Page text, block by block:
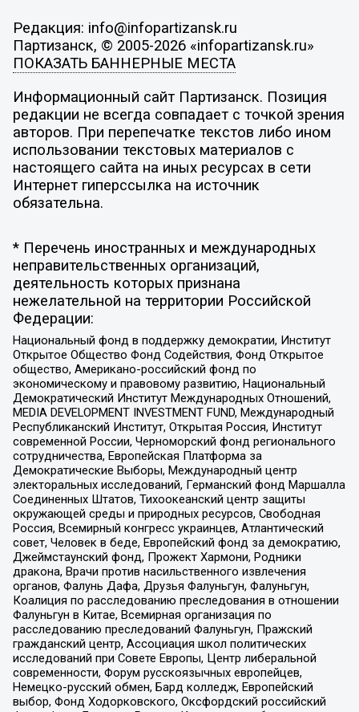
Редакция: info@infopartizansk.ru
Партизанск, © 2005-2026 «infopartizansk.ru»
ПОКАЗАТЬ БАННЕРНЫЕ МЕСТА
Информационный сайт Партизанск. Позиция
редакции не всегда совпадает с точкой зрения
авторов. При перепечатке текстов либо ином
использовании текстовых материалов с
настоящего сайта на иных ресурсах в сети
Интернет гиперссылка на источник
обязательна.
* Перечень иностранных и международных
неправительственных организаций,
деятельность которых признана
нежелательной на территории Российской
Федерации:
Национальный фонд в поддержку демократии, Институт
Открытое Общество Фонд Содействия, Фонд Открытое
общество, Американо-российский фонд по
экономическому и правовому развитию, Национальный
Демократический Институт Международных Отношений,
MEDIA DEVELOPMENT INVESTMENT FUND, Международный
Республиканский Институт, Открытая Россия, Институт
современной России, Черноморский фонд регионального
сотрудничества, Европейская Платформа за
Демократические Выборы, Международный центр
электоральных исследований, Германский фонд Маршалла
Соединенных Штатов, Тихоокеанский центр защиты
окружающей среды и природных ресурсов, Свободная
Россия, Всемирный конгресс украинцев, Атлантический
совет, Человек в беде, Европейский фонд за демократию,
Джеймстаунский фонд, Прожект Хармони, Родники
дракона, Врачи против насильственного извлечения
органов, Фалунь Дафа, Друзья Фалуньгун, Фалуньгун,
Коалиция по расследованию преследования в отношении
Фалуньгун в Китае, Всемирная организация по
расследованию преследований Фалуньгун, Пражский
гражданский центр, Ассоциация школ политических
исследований при Совете Европы, Центр либеральной
современности, Форум русскоязычных европейцев,
Немецко-русский обмен, Бард колледж, Европейский
выбор, Фонд Ходорковского, Оксфордский российский